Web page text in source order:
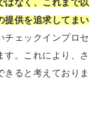
はなく、これまで以
提供を追求してまい
チェックインプロセ
す。これにより、さ
きると考えておりま